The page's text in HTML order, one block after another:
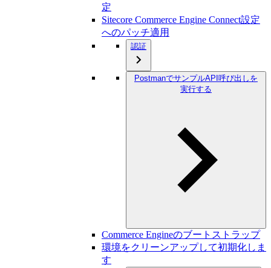
定
Sitecore Commerce Engine Connect設定
へのパッチ適用
認証
PostmanでサンプルAPI呼び出しを
実行する
Commerce Engineのブートストラップ
環境をクリーンアップして初期化しま
す